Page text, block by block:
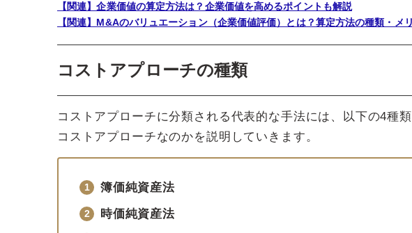
【関連】企業価値の算定方法は？企業価値を高めるポイントも解説
【関連】M&Aのバリュエーション（企業価値評価）とは？算定方法の種類・メ
コストアプローチの種類
コストアプローチに分類される代表的な手法には、以下の4種
コストアプローチなのかを説明していきます。
簿価純資産法
時価純資産法